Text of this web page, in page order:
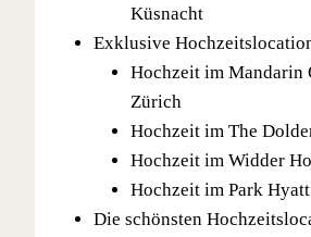
Küsnacht
Exklusive
Hochzeit im Mandarin
Zürich
Hochzeit im The
Hochzeit im Widder
Hochzeit im Park
Die schönsten